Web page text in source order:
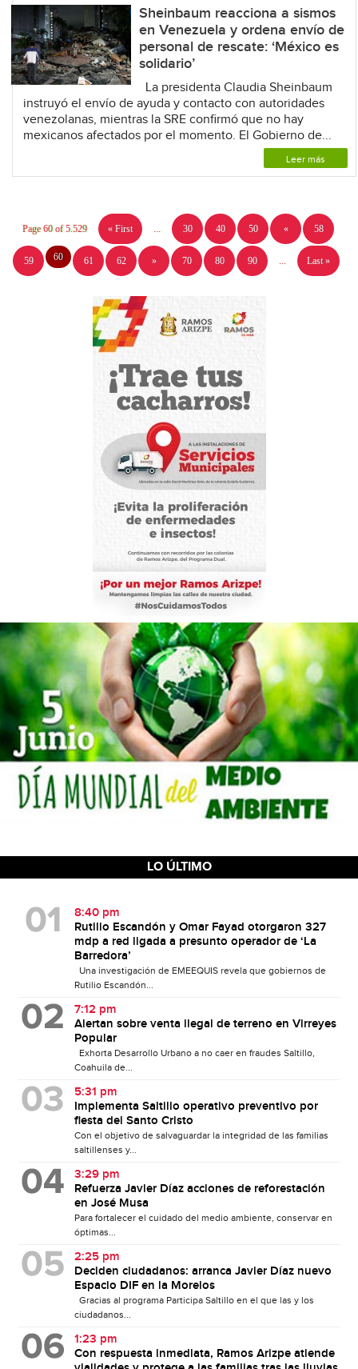
Sheinbaum reacciona a sismos
en Venezuela y ordena envío de
personal de rescate: ‘México es
solidario’
La presidenta Claudia Sheinbaum
instruyó el envío de ayuda y contacto con autoridades
venezolanas, mientras la SRE confirmó que no hay
mexicanos afectados por el momento. El Gobierno de...
Leer más
Page 60 of 5.529 « First 30 40 50 « 58
59 60 61 62 » 70 80 90 Last »
LO ÚLTIMO
8:40 pm
Rutilio Escandón y Omar Fayad otorgaron 327
mdp a red ligada a presunto operador de ‘La
Barredora’
Una investigación de EMEEQUIS revela que gobiernos de
Rutilio Escandón...
7:12 pm
Alertan sobre venta ilegal de terreno en Virreyes
Popular
Exhorta Desarrollo Urbano a no caer en fraudes Saltillo,
Coahuila de...
5:31 pm
Implementa Saltillo operativo preventivo por
fiesta del Santo Cristo
Con el objetivo de salvaguardar la integridad de las familias
saltillenses y...
3:29 pm
Refuerza Javier Díaz acciones de reforestación
en José Musa
Para fortalecer el cuidado del medio ambiente, conservar en
óptimas...
2:25 pm
Deciden ciudadanos: arranca Javier Díaz nuevo
Espacio DIF en la Morelos
Gracias al programa Participa Saltillo en el que las y los
ciudadanos...
1:23 pm
Con respuesta inmediata, Ramos Arizpe atiende